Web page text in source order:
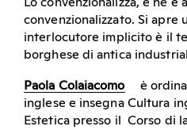
convenzionalizzato. Si apre
interlocutore implicito è il
borghese di antica
Paola Colaiacomo
è
inglese e insegna Cultura
Estetica presso il Corso di